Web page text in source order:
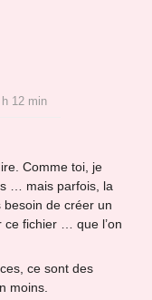
12 min
Comme toi, je
… mais parfois, la
de créer un
ce fichier … que l’on
ce sont des
moins.